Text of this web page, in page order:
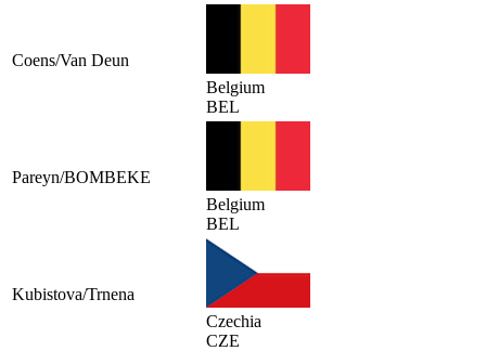
Coens/Van Deun
Belgium
BEL
Pareyn/BOMBEKE
Belgium
BEL
Kubistova/Trnena
Czechia
CZE